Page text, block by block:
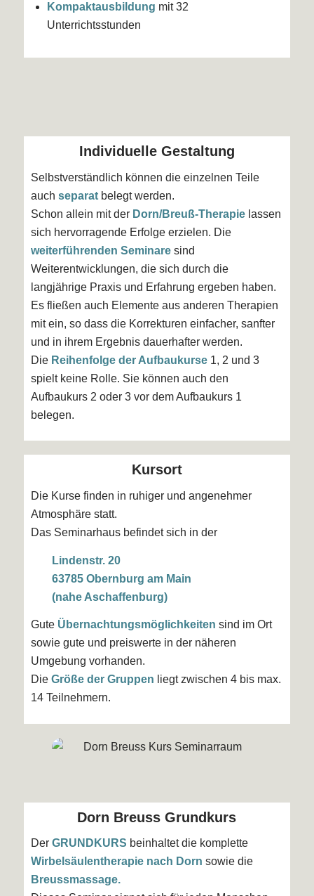
Kompaktausbildung mit 32
Unterrichtsstunden
Individuelle Gestaltung
Selbstverständlich können die einzelnen Teile
auch separatbelegt werden.
Schon allein mit der Dorn/Breuß-Therapielassen
sich hervorragende Erfolge erzielen. Die
weiterführenden Seminaresind
Weiterentwicklungen, die sich durch die
langjährige Praxis und Erfahrung ergeben haben.
Es fließen auch Elemente aus anderen Therapien
mit ein, so dass die Korrekturen einfacher, sanfter
und in ihrem Ergebnis dauerhafter werden.
Die Reihenfolge der Aufbaukurse1, 2 und 3
spielt keine Rolle. Sie können auch den
Aufbaukurs 2 oder 3 vor dem Aufbaukurs 1
belegen.
Kursort
Die Kurse finden in ruhiger und angenehmer
Atmosphäre statt.
Das Seminarhaus befindet sich in der
Lindenstr. 20
63785 Obernburg am Main
(nahe Aschaffenburg)
Gute Übernachtungsmöglichkeiten sind im Ort
sowie gute und preiswerte in der näheren
Umgebung vorhanden.
Die Größe der Gruppen liegt zwischen 4 bis max.
14 Teilnehmern.
Dorn Breuss Grundkurs
Der GRUNDKURS beinhaltet die komplette
Wirbelsäulentherapie nach Dorn sowie die
Breussmassage.